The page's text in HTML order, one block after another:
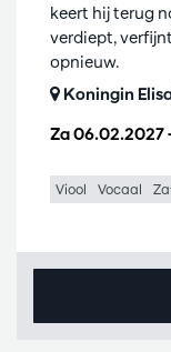
Za 06.02.2027
keert hij terug
verdiept,
opnieuw.
Koningin
Viool Vocaal